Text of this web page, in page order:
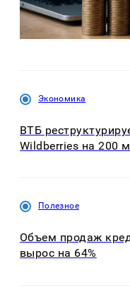
Экономика
ВТБ
Wildberries на 200
Полезное
Объем продаж
вырос на 64%